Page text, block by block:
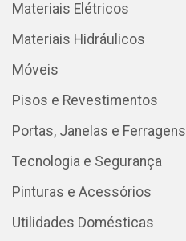
Materiais Elétricos
Materiais Hidráulicos
Móveis
Pisos e Revestimentos
Portas, Janelas e Ferragens
Tecnologia e Segurança
Pinturas e Acessórios
Utilidades Domésticas